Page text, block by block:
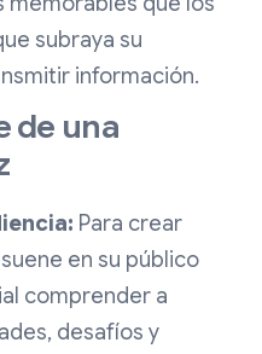
subraya su
información.
de una
Para crear
en su público
comprender a
desafíos y